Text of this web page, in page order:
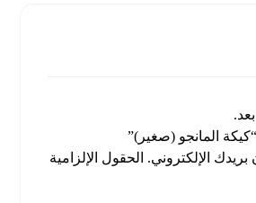
المانجو (صغير)”
الإلكتروني. الحقول الإلزامية